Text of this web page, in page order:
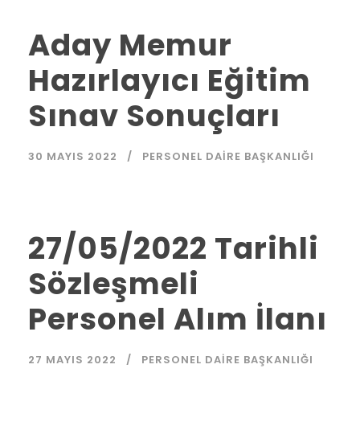
Aday Memur
Hazırlayıcı Eğitim
Sınav Sonuçları
30 MAYIS 2022 PERSONEL DAIRE BAŞKANLIĞI
27/05/2022 Tarihli
Sözleşmeli
Personel Alım İlanı
27 MAYIS 2022 PERSONEL DAIRE BAŞKANLIĞI